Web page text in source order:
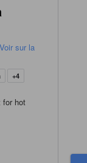
sur la
+4
for hot